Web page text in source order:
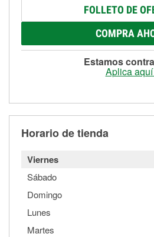
FOLLETO DE
COMPRA
Estamos
Aplica aquí
Horario de tienda
Viernes
Sábado
Domingo
Lunes
Martes